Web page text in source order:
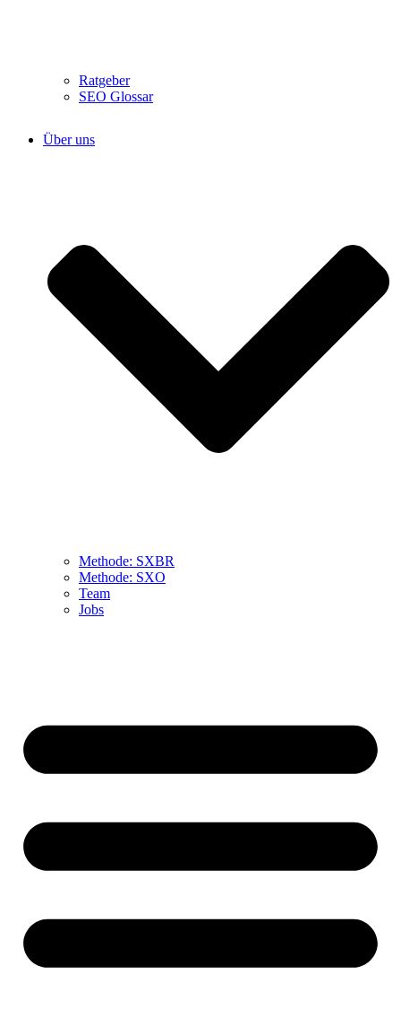
Ratgeber
SEO Glossar
Über uns
Methode: SXBR
Methode: SXO
Team
Jobs